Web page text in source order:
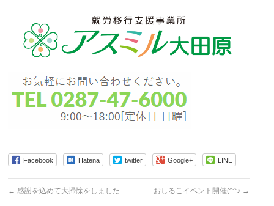
Facebook Hatena twitter Google+ LINE
← 感謝を込めて大掃除をしました おしるこイベント開催(^^♪ →